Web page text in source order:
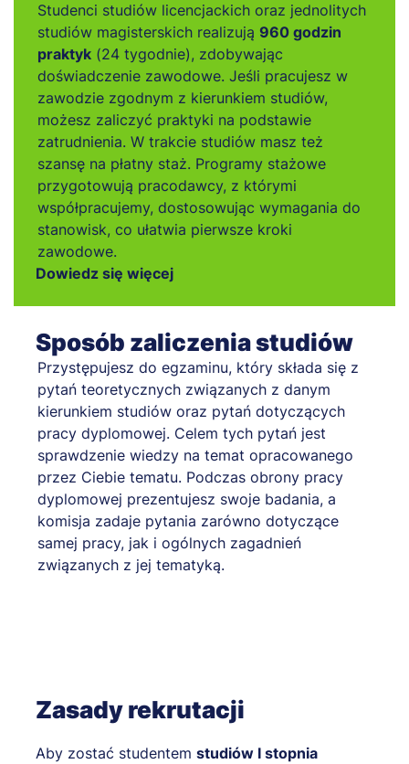
Studenci studiów licencjackich oraz jednolitych
studiów magisterskich realizują 960 godzin
praktyk (24 tygodnie), zdobywając
doświadczenie zawodowe. Jeśli pracujesz w
zawodzie zgodnym z kierunkiem studiów,
możesz zaliczyć praktyki na podstawie
zatrudnienia. W trakcie studiów masz też
szansę na płatny staż. Programy stażowe
przygotowują pracodawcy, z którymi
współpracujemy, dostosowując wymagania do
stanowisk, co ułatwia pierwsze kroki
zawodowe.
Dowiedz się więcej
Sposób zaliczenia studiów
Przystępujesz do egzaminu, który składa się z
pytań teoretycznych związanych z danym
kierunkiem studiów oraz pytań dotyczących
pracy dyplomowej. Celem tych pytań jest
sprawdzenie wiedzy na temat opracowanego
przez Ciebie tematu. Podczas obrony pracy
dyplomowej prezentujesz swoje badania, a
komisja zadaje pytania zarówno dotyczące
samej pracy, jak i ogólnych zagadnień
związanych z jej tematyką.
Zasady rekrutacji
Aby zostać studentem studiów I stopnia